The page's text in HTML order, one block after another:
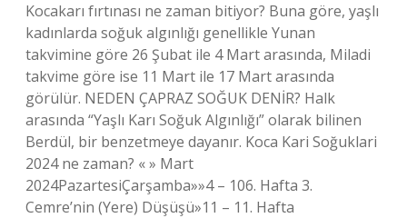
Kocakarı fırtınası ne zaman bitiyor? Buna göre, yaşlı
kadınlarda soğuk algınlığı genellikle Yunan
takvimine göre 26 Şubat ile 4 Mart arasında, Miladi
takvime göre ise 11 Mart ile 17 Mart arasında
görülür. NEDEN ÇAPRAZ SOĞUK DENİR? Halk
arasında “Yaşlı Karı Soğuk Algınlığı” olarak bilinen
Berdül, bir benzetmeye dayanır. Koca Kari Soğuklari
2024 ne zaman? « » Mart
2024PazartesiÇarşamba»»4 – 106. Hafta 3.
Cemre’nin (Yere) Düşüşü»11 – 11. Hafta